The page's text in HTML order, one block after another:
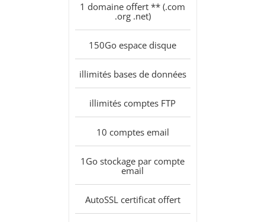
1 domaine offert ** (.com
.org .net)
150Go espace disque
illimitésbases de données
illimités comptes FTP
10 comptes email
1Go stockage par compte
email
AutoSSLcertificat offert